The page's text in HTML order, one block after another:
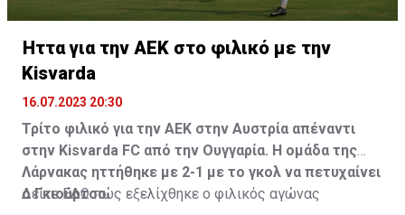
Ήττα για την ΑΕΚ στο φιλικό με την
Kisvarda
16.07.2023 20:30
Τρίτο φιλικό για την ΑΕΚ στην Αυστρία απέναντι
στην Kisvarda FC από την Ουγγαρία. Η ομάδα της
Λάρνακας ηττήθηκε με 2-1 με το γκολ να πετυχαίνει
ο Γκιούρτσο.
ΔείτεΕΔΩπώς εξελίχθηκε ο φιλικός αγώνας